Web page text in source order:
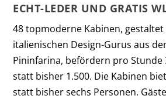
ECHT-LEDER UND GRATIS
48 topmoderne Kabinen, gestaltet
italienischen Design-Gurus aus
Pininfarina, befördern pro Stunde
statt bisher 1.500. Die Kabinen
statt bisher sechs Personen.